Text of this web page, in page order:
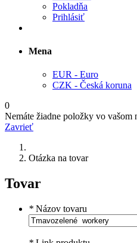
Pokladňa
Prihlásiť
Mena
EUR - Euro
CZK - Česká koruna
0
Nemáte žiadne položky vo vašom
Zavrieť
Otázka na tovar
Tovar
* Názov tovaru